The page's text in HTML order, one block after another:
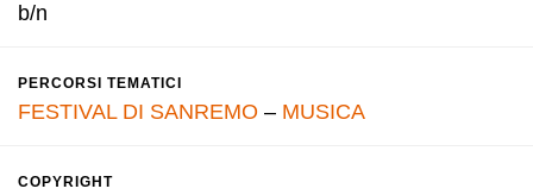
b/n
PERCORSI TEMATICI
FESTIVAL DI SANREMO – MUSICA
COPYRIGHT